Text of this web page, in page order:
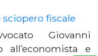
sciopero fiscale
Giovanni
all’economista e